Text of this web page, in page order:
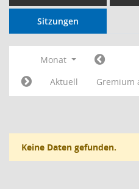
Sitzungen
Monat
Aktuell
Gremium
Keine Daten gefunden.